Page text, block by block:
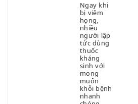
Ngay khi
bị viêm
họng,
nhiều
người lập
tức dùng
thuốc
kháng
sinh với
mong
muốn
khỏi bệnh
nhanh